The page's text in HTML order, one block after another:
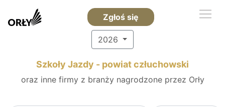
Zgłoś się
2026
Szkoły Jazdy - powiat człuchowski
oraz inne firmy z branży nagrodzone przez Orły